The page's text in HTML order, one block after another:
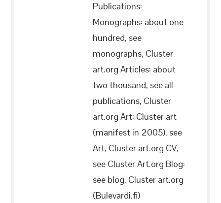
Publications:
Monographs: about one
hundred, see
monographs, Cluster
art.org Articles: about
two thousand, see all
publications, Cluster
art.org Art: Cluster art
(manifest in 2005), see
Art, Cluster art.org CV,
see Cluster Art.org Blog:
see blog, Cluster art.org
(Bulevardi.fi)